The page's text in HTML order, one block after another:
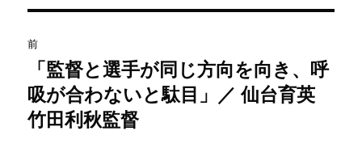
稿
ナ
ビ
前
過
去
の
「監督と選手が同じ方向を向き、呼
吸が合わないと駄目」／ 仙台育英
竹田利秋監督